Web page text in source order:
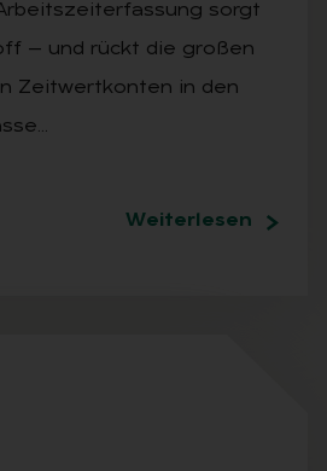
sorgt
— und rückt die großen
Zeitwertkonten in den
Weiterlesen